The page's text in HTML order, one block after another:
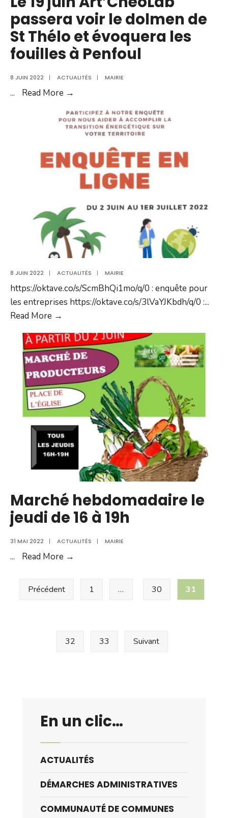
passera voir le dolmen de
St Thélo et évoquera les
fouilles à Penfoul
8 JUIN 2022 | ACTUALITÉS | MAIRIE
... Read More →
juin
Art’ChéoLab
voir
le
dolmen
St
Thélo
et
évoquera
les
fouilles
à
8 JUIN 2022 | ACTUALITÉS | MAIRIE
https://oktave.co/s/ScmBhQi1mo/q/0 : enquête pour
les entreprises https://oktave.co/s/3lVaYJKbdh/q/0 :...
Read More →
Marché hebdomadaire le
jeudi de 16 à 19h
31 MAI 2022 | ACTUALITÉS | MAIRIE
... Read More →
à
Pagination
desPrécédent 1 … 30 31
32 33 Suivant
En un clic…
ACTUALITÉS
DÉMARCHES ADMINISTRATIVES
COMMUNAUTÉ DE COMMUNES